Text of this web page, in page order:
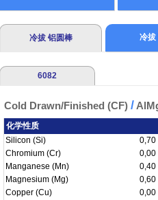
冷拔 铝圆棒 冷拔
6082
Cold Drawn/Finished (CF) /
化学性质
Silicon (Si)
0,70
Chromium (Cr)
0,00
Manganese (Mn)
0,40
Magnesium (Mg)
0,60
Copper (Cu)
0,00